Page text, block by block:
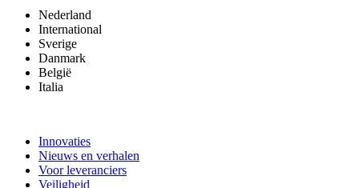
Nederland
International
Sverige
Danmark
België
Italia
Innovaties
Nieuws en verhalen
Voor leveranciers
Veiligheid